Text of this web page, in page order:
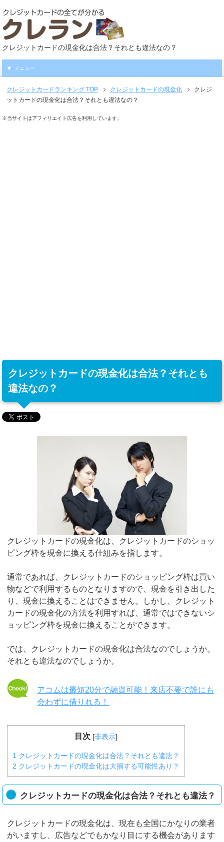
クレジットカードの現金化は合法？それとも違法なの？
メニュー
クレジットカードランキング TOP クレジットカードの現金化
クレジ
ットカードの現金化は合法？それとも違法なの？
※当サイトはアフィリエイト広告を利用しています。
クレジットカードの現金化は合法？それとも
違法なの？
クレジットカードの現金化は、クレジットカードのショッ
ピング枠を現金に換える仕組みを指します。
通常であれば、クレジットカードのショッピング枠は買い
物などで利用するものとなりますので、現金を引き出した
り、現金に換えることはできません。しかし、クレジット
カードの現金化の方法を利用すれば、通常ではできないシ
ョッピング枠を現金に換えることができます。
では、クレジットカードの現金化は合法なのでしょうか。
それとも違法なのでしょうか。
アコムは最短20分で融資可能！来店不要で誰にも
会わずに借りれる！
目次 [非表示]
1 クレジットカードの現金化は合法？それとも違法？
2 クレジットカードの現金化は大損する可能性あり？
クレジットカードの現金化は合法？それとも違法？
クレジットカードの現金化は、現在も全国にかなりの業者
がいますし、広告などでもかなり目にする機会があります